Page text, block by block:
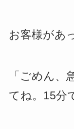
お客様があ
「ごめん、
てね。15分